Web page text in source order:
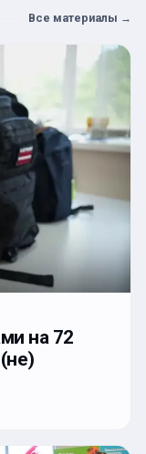
Все материалы →
на 72